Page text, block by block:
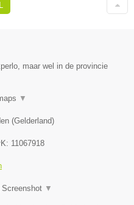
maar wel in de provincie
▼
(Gelderland)
11067918
Screenshot ▼